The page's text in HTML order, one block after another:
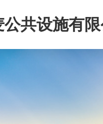
共设施有